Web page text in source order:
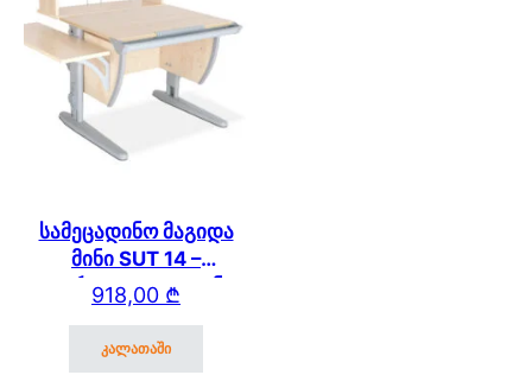
სამეცადინო მაგიდა
მინი SUT 14 –
გვერდითა და უკანა
ორ იარუსიანი
თაროთი
918,00 ₾
კალათაში